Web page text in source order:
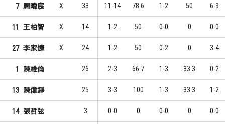
7 周暐宸 X 33 11-14 78.6 1-2 50 6-9
11 王柏智 X 14 1-2 50 0-0 0 0-0
27 李家慷 X 24 1-2 50 0-2 0 3-4
1 陳維倫 26 2-3 66.7 1-3 33.3 0-2
13 陳偉錚 25 3-3 100 1-3 33.3 1-2
14 張哲弦 3 0-0 0 0-0 0 0-0